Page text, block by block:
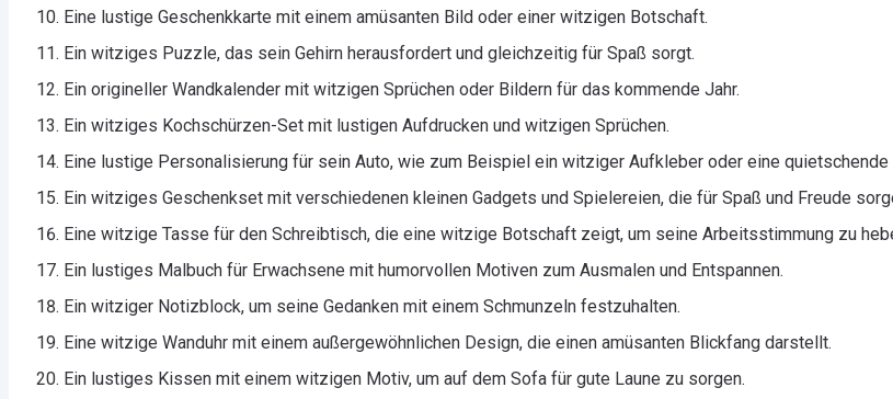
Eine lustige Geschenkkarte mit einem amüsanten Bild oder einer witzigen Botschaft.
Ein witziges Puzzle, das sein Gehirn herausfordert und gleichzeitig für Spaß sorgt.
Ein origineller Wandkalender mit witzigen Sprüchen oder Bildern für das kommende Jahr.
Ein witziges Kochschürzen-Set mit lustigen Aufdrucken und witzigen Sprüchen.
Eine lustige Personalisierung für sein Auto, wie zum Beispiel ein witziger Aufkleber oder eine quietschende
Ein witziges Geschenkset mit verschiedenen kleinen Gadgets und Spielereien, die für Spaß und Freude
Eine witzige Tasse für den Schreibtisch, die eine witzige Botschaft zeigt, um seine Arbeitsstimmung zu
Ein lustiges Malbuch für Erwachsene mit humorvollen Motiven zum Ausmalen und Entspannen.
Ein witziger Notizblock, um seine Gedanken mit einem Schmunzeln festzuhalten.
Eine witzige Wanduhr mit einem außergewöhnlichen Design, die einen amüsanten Blickfang darstellt.
Ein lustiges Kissen mit einem witzigen Motiv, um auf dem Sofa für gute Laune zu sorgen.